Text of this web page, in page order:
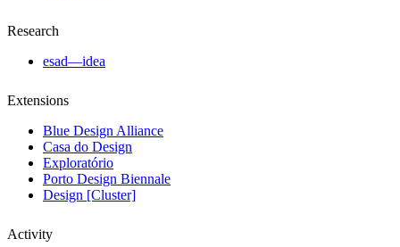
Research
esad—idea
Extensions
Blue Design Alliance
Casa do Design
Exploratório
Porto Design Biennale
Design [Cluster]
Activity